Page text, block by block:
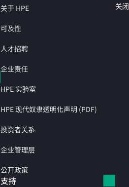
关于 HPE
可及性
人才招聘
企业责任
HPE 实验室
HPE 现代奴隶透明化声明 (PDF)
投资者关系
企业管理层
公开政策
支持
关闭